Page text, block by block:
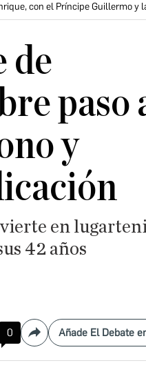
con el Príncipe Guillermo y
de
paso
y
en
42 años
0 CompartirAñade El Debate